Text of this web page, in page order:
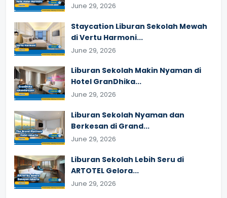
June 29, 2026
Staycation Liburan Sekolah Mewah
di Vertu Harmoni...
June 29, 2026
Liburan Sekolah Makin Nyaman di
Hotel GranDhika...
June 29, 2026
Liburan Sekolah Nyaman dan
Berkesan di Grand...
June 29, 2026
Liburan Sekolah Lebih Seru di
ARTOTEL Gelora...
June 29, 2026